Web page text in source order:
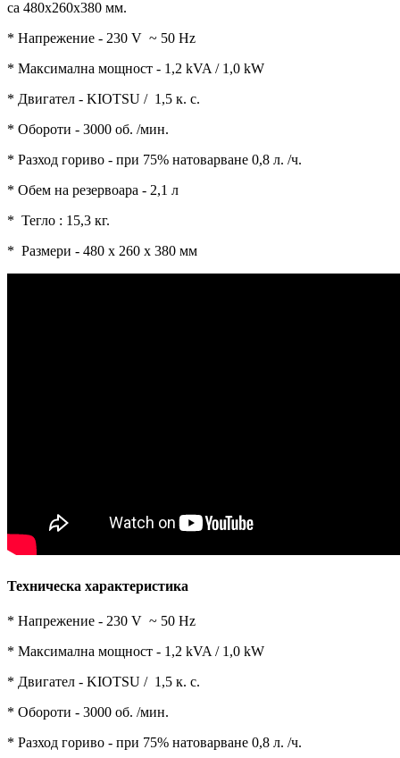
са 480х260x380 мм.
* Напрежение - 230 V ~ 50 Hz
* Максимална мощност - 1,2 kVA / 1,0 kW
* Двигател - KIOTSU / 1,5 к. с.
* Обороти - 3000 об. /мин.
* Разход гориво - при 75% натоварване 0,8 л. /ч.
* Обем на резервоара - 2,1 л
* Тегло : 15,3 кг.
* Размери - 480 х 260 х 380 мм
Техническа характеристика
* Напрежение - 230 V ~ 50 Hz
* Максимална мощност - 1,2 kVA / 1,0 kW
* Двигател - KIOTSU / 1,5 к. с.
* Обороти - 3000 об. /мин.
* Разход гориво - при 75% натоварване 0,8 л. /ч.